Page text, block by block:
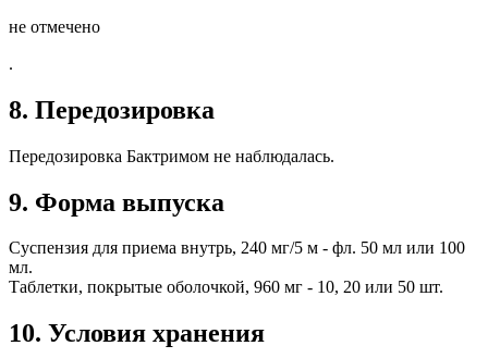
не отмечено
.
8. Передозировка
Передозировка Бактримом не наблюдалась.
9. Форма выпуска
Суспензия для приема внутрь, 240 мг/5 м - фл. 50 мл или 100
мл.
Таблетки, покрытые оболочкой, 960 мг - 10, 20 или 50 шт.
10. Условия хранения